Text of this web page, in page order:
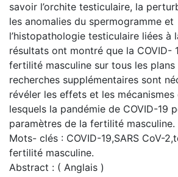
savoir l’orchite testiculaire, la
les anomalies du spermogramme et
l’histopathologie testiculaire liées à
résultats ont montré que la COVID-
fertilité masculine sur tous les plans
recherches supplémentaires sont
révéler les effets et les
lesquels la pandémie de COVID-19
paramètres de la fertilité masculine.
Mots- clés : COVID-19,SARS CoV-
fertilité masculine.
Abstract : ( Anglais )